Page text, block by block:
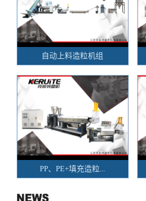
自动上料造粒机组
PP、PE+填充造粒...